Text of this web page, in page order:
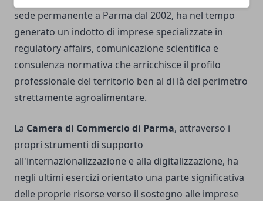
sede permanente a Parma dal 2002, ha nel tempo
generato un indotto di imprese specializzate in
regulatory affairs, comunicazione scientifica e
consulenza normativa che arricchisce il profilo
professionale del territorio ben al di là del perimetro
strettamente agroalimentare.
La Camera di Commercio di Parma, attraverso i
propri strumenti di supporto
all'internazionalizzazione e alla digitalizzazione, ha
negli ultimi esercizi orientato una parte significativa
delle proprie risorse verso il sostegno alle imprese